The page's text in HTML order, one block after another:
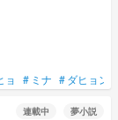
ョ # ミナ #ダヒョン
連載中 夢小説